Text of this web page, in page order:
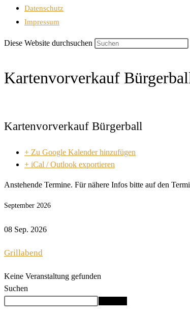
Datenschutz
Impressum
Diese Website durchsuchen
Kartenvorverkauf
Kartenvorverkauf Bürgerball
+ Zu Google Kalender hinzufügen
+ iCal / Outlook exportieren
Anstehende Termine. Für nähere Infos bitte auf den
September 2026
08 Sep. 2026
Grillabend
Keine Veranstaltung gefunden
Suchen